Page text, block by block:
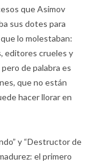
que Asimov
sus dotes para
lo molestaban:
editores crueles y
de palabra es
que no están
hacer llorar en
y “Destructor de
el primero